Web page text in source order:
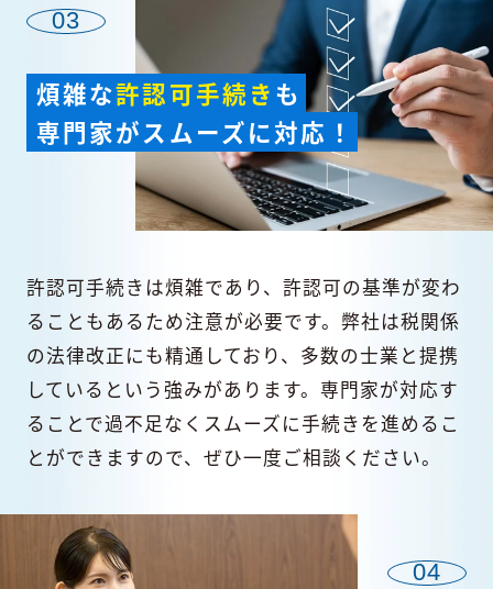
03
煩雑な許認可手続きも
専門家がスムーズに対応！
許認可手続きは煩雑であり、許認可の基準が変わ
ることもあるため注意が必要です。弊社は税関係
の法律改正にも精通しており、多数の士業と提携
しているという強みがあります。専門家が対応す
ることで過不足なくスムーズに手続きを進めるこ
とができますので、ぜひ一度ご相談ください。
04